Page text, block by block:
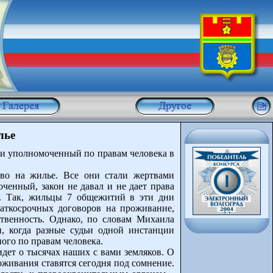
уполномоченный по правам человека в
на жилье. Все они стали жертвами
закон не давал и не дает права
Так, жильцы 7 общежитий в эти дни
договоров на проживание,
Однако, по словам Михаила
когда разные судьи одной инстанции
по правам человека.
о тысячах наших с вами земляков. О
ставятся сегодня под сомнение.